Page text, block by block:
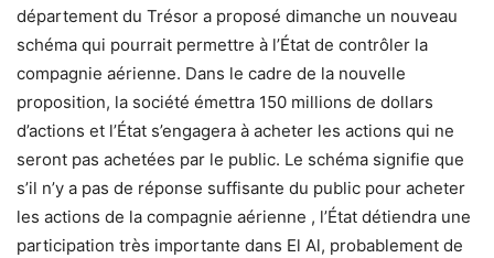
département du Trésor a proposé dimanche un nouveau
schéma qui pourrait permettre à l’État de contrôler la
compagnie aérienne. Dans le cadre de la nouvelle
proposition, la société émettra 150 millions de dollars
d’actions et l’État s’engagera à acheter les actions qui ne
seront pas achetées par le public. Le schéma signifie que
s’il n’y a pas de réponse suffisante du public pour acheter
les actions de la compagnie aérienne , l’État détiendra une
participation très importante dans El Al, probablement de